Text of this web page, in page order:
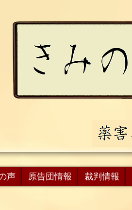
声 原告団情報 裁判情報